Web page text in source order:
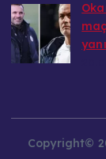
Copyright©